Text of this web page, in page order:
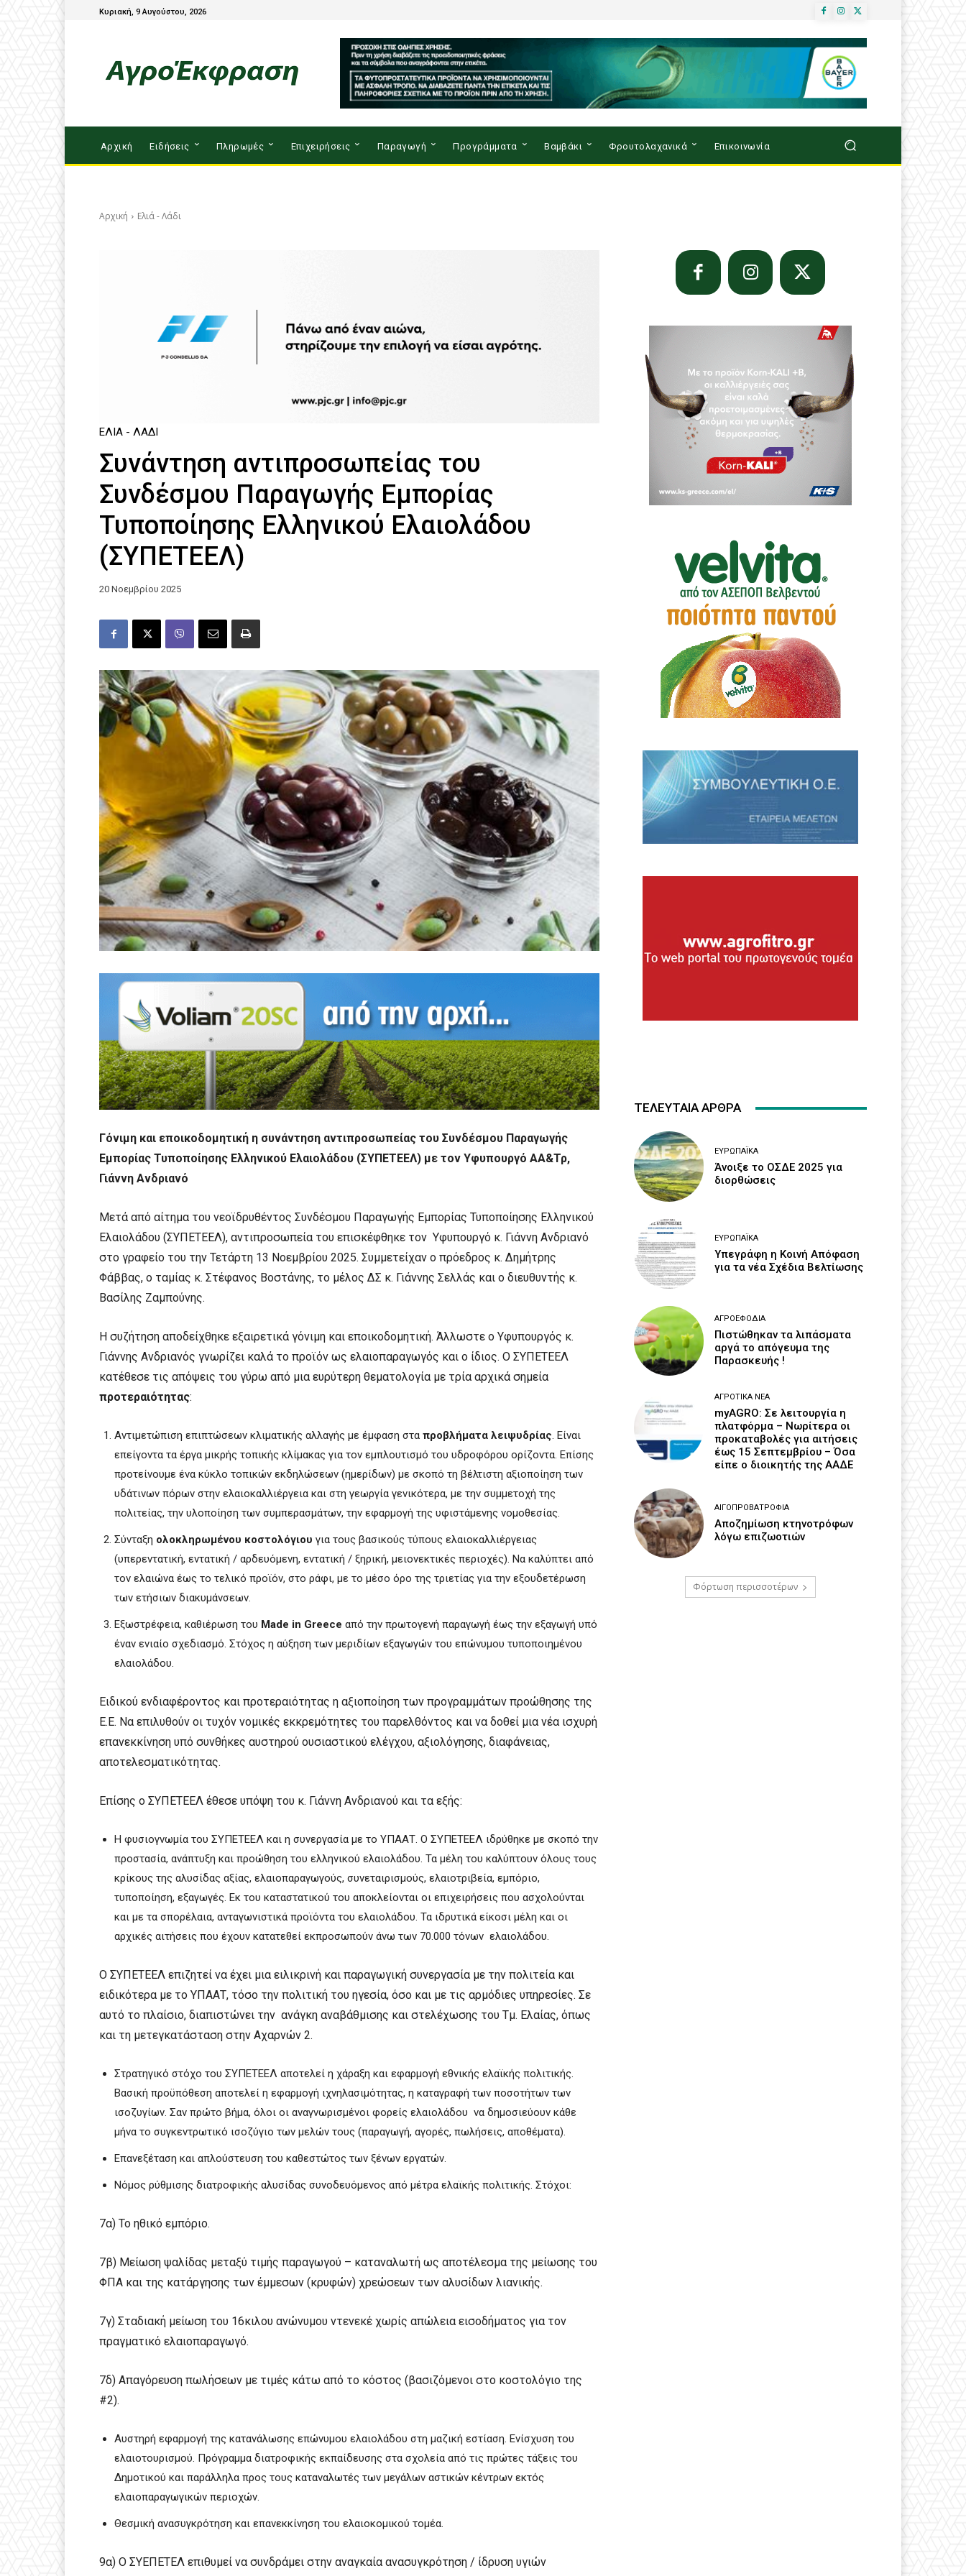
Κυριακή, 9 Αυγούστου, 2026
Αρχική Ειδήσεις Πληρωμές Επιχειρήσεις Παραγωγή Προγράμματα Βαμβάκι Φρουτολαχανικά Επικοινωνία
Αρχική Ελιά - Λάδι
ΕΛΙΆ - ΛΆΔΙ
Συνάντηση αντιπροσωπείας του
Συνδέσμου Παραγωγής Εμπορίας
Τυποποίησης Ελληνικού Ελαιολάδου
(ΣΥΠΕΤΕΕΛ)
20 Νοεμβρίου 2025
Γόνιμη και εποικοδομητική η συνάντηση αντιπροσωπείας του Συνδέσμου Παραγωγής
Εμπορίας Τυποποίησης Ελληνικού Ελαιολάδου (ΣΥΠΕΤΕΕΛ) με τον Υφυπουργό ΑΑ&Τρ,
Γιάννη Ανδριανό
Μετά από αίτημα του νεοϊδρυθέντος Συνδέσμου Παραγωγής Εμπορίας Τυποποίησης Ελληνικού
Ελαιολάδου (ΣΥΠΕΤΕΕΛ), αντιπροσωπεία του επισκέφθηκε τον Υφυπουργό κ. Γιάννη Ανδριανό
στο γραφείο του την Τετάρτη 13 Νοεμβρίου 2025. Συμμετείχαν ο πρόεδρος κ. Δημήτρης
Φάββας, ο ταμίας κ. Στέφανος Βοστάνης, το μέλος ΔΣ κ. Γιάννης Σελλάς και ο διευθυντής κ.
Βασίλης Ζαμπούνης.
Η συζήτηση αποδείχθηκε εξαιρετικά γόνιμη και εποικοδομητική. Άλλωστε ο Υφυπουργός κ.
Γιάννης Ανδριανός γνωρίζει καλά το προϊόν ως ελαιοπαραγωγός και ο ίδιος. Ο ΣΥΠΕΤΕΕΛ
κατέθεσε τις απόψεις του γύρω από μια ευρύτερη θεματολογία με τρία αρχικά σημεία
προτεραιότητας:
Αντιμετώπιση επιπτώσεων κλιματικής αλλαγής με έμφαση στα προβλήματα λειψυδρίας. Είναι
επείγοντα τα έργα μικρής τοπικής κλίμακας για τον εμπλουτισμό του υδροφόρου ορίζοντα. Επίσης
προτείνουμε ένα κύκλο τοπικών εκδηλώσεων (ημερίδων) με σκοπό τη βέλτιστη αξιοποίηση των
υδάτινων πόρων στην ελαιοκαλλιέργεια και στη γεωργία γενικότερα, με την συμμετοχή της
πολιτείας, την υλοποίηση των συμπερασμάτων, την εφαρμογή της υφιστάμενης νομοθεσίας.
Σύνταξη ολοκληρωμένου κοστολόγιου για τους βασικούς τύπους ελαιοκαλλιέργειας
(υπερεντατική, εντατική / αρδευόμενη, εντατική / ξηρική, μειονεκτικές περιοχές). Να καλύπτει από
τον ελαιώνα έως το τελικό προϊόν, στο ράφι, με το μέσο όρο της τριετίας για την εξουδετέρωση
των ετήσιων διακυμάνσεων.
Εξωστρέφεια, καθιέρωση του Made in Greece από την πρωτογενή παραγωγή έως την εξαγωγή υπό
έναν ενιαίο σχεδιασμό. Στόχος η αύξηση των μεριδίων εξαγωγών του επώνυμου τυποποιημένου
ελαιολάδου.
Ειδικού ενδιαφέροντος και προτεραιότητας η αξιοποίηση των προγραμμάτων προώθησης της
Ε.Ε. Να επιλυθούν οι τυχόν νομικές εκκρεμότητες του παρελθόντος και να δοθεί μια νέα ισχυρή
επανεκκίνηση υπό συνθήκες αυστηρού ουσιαστικού ελέγχου, αξιολόγησης, διαφάνειας,
αποτελεσματικότητας.
Επίσης ο ΣΥΠΕΤΕΕΛ έθεσε υπόψη του κ. Γιάννη Ανδριανού και τα εξής:
Η φυσιογνωμία του ΣΥΠΕΤΕΕΛ και η συνεργασία με το ΥΠΑΑΤ. Ο ΣΥΠΕΤΕΕΛ ιδρύθηκε με σκοπό την
προστασία, ανάπτυξη και προώθηση του ελληνικού ελαιολάδου. Τα μέλη του καλύπτουν όλους τους
κρίκους της αλυσίδας αξίας, ελαιοπαραγωγούς, συνεταιρισμούς, ελαιοτριβεία, εμπόριο,
τυποποίηση, εξαγωγές. Εκ του καταστατικού του αποκλείονται οι επιχειρήσεις που ασχολούνται
και με τα σπορέλαια, ανταγωνιστικά προϊόντα του ελαιολάδου. Τα ιδρυτικά είκοσι μέλη και οι
αρχικές αιτήσεις που έχουν κατατεθεί εκπροσωπούν άνω των 70.000 τόνων ελαιολάδου.
Ο ΣΥΠΕΤΕΕΛ επιζητεί να έχει μια ειλικρινή και παραγωγική συνεργασία με την πολιτεία και
ειδικότερα με το ΥΠΑΑΤ, τόσο την πολιτική του ηγεσία, όσο και με τις αρμόδιες υπηρεσίες. Σε
αυτό το πλαίσιο, διαπιστώνει την ανάγκη αναβάθμισης και στελέχωσης του Τμ. Ελαίας, όπως
και τη μετεγκατάσταση στην Αχαρνών 2.
Στρατηγικό στόχο του ΣΥΠΕΤΕΕΛ αποτελεί η χάραξη και εφαρμογή εθνικής ελαϊκής πολιτικής.
Βασική προϋπόθεση αποτελεί η εφαρμογή ιχνηλασιμότητας, η καταγραφή των ποσοτήτων των
ισοζυγίων. Σαν πρώτο βήμα, όλοι οι αναγνωρισμένοι φορείς ελαιολάδου να δημοσιεύουν κάθε
μήνα το συγκεντρωτικό ισοζύγιο των μελών τους (παραγωγή, αγορές, πωλήσεις, αποθέματα).
Επανεξέταση και απλούστευση του καθεστώτος των ξένων εργατών.
Νόμος ρύθμισης διατροφικής αλυσίδας συνοδευόμενος από μέτρα ελαϊκής πολιτικής. Στόχοι:
7α) Το ηθικό εμπόριο.
7β) Μείωση ψαλίδας μεταξύ τιμής παραγωγού – καταναλωτή ως αποτέλεσμα της μείωσης του
ΦΠΑ και της κατάργησης των έμμεσων (κρυφών) χρεώσεων των αλυσίδων λιανικής.
7γ) Σταδιακή μείωση του 16κιλου ανώνυμου ντενεκέ χωρίς απώλεια εισοδήματος για τον
πραγματικό ελαιοπαραγωγό.
7δ) Απαγόρευση πωλήσεων με τιμές κάτω από το κόστος (βασιζόμενοι στο κοστολόγιο της
#2).
Αυστηρή εφαρμογή της κατανάλωσης επώνυμου ελαιολάδου στη μαζική εστίαση. Ενίσχυση του
ελαιοτουρισμού. Πρόγραμμα διατροφικής εκπαίδευσης στα σχολεία από τις πρώτες τάξεις του
Δημοτικού και παράλληλα προς τους καταναλωτές των μεγάλων αστικών κέντρων εκτός
ελαιοπαραγωγικών περιοχών.
Θεσμική ανασυγκρότηση και επανεκκίνηση του ελαιοκομικού τομέα.
9α) Ο ΣΥΕΠΕΤΕΛ επιθυμεί να συνδράμει στην αναγκαία ανασυγκρότηση / ίδρυση υγιών
ΤΕΛΕΥΤΑΙΑ ΑΡΘΡΑ
ΕΥΡΩΠΑΪΚΆ
Άνοιξε το ΟΣΔΕ 2025 για
διορθώσεις
ΕΥΡΩΠΑΪΚΆ
Υπεγράφη η Κοινή Απόφαση
για τα νέα Σχέδια Βελτίωσης
ΑΓΡΟΕΦΌΔΙΑ
Πιστώθηκαν τα λιπάσματα
αργά το απόγευμα της
Παρασκευής !
ΑΓΡΟΤΙΚΆ ΝΈΑ
myAGRO: Σε λειτουργία η
πλατφόρμα – Νωρίτερα οι
προκαταβολές για αιτήσεις
έως 15 Σεπτεμβρίου – Όσα
είπε ο διοικητής της ΑΑΔΕ
ΑΙΓΟΠΡΟΒΑΤΡΟΦΊΑ
Αποζημίωση κτηνοτρόφων
λόγω επιζωοτιών
Φόρτωση περισσοτέρων